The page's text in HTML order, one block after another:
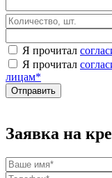
Я прочитал
Я прочитал
лицам*
Заявка на